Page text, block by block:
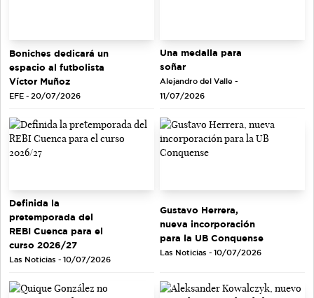
Boniches dedicará un
espacio al futbolista
Víctor Muñoz
EFE - 20/07/2026
Una medalla para
soñar
Alejandro del Valle -
11/07/2026
Definida la
pretemporada del
REBI Cuenca para el
curso 2026/27
Las Noticias - 10/07/2026
Gustavo Herrera,
nueva incorporación
para la UB Conquense
Las Noticias - 10/07/2026